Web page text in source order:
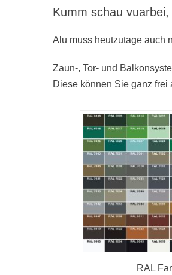
Kumm schau
Alu muss heutzutage auch
Zaun-, Tor- und
Diese können Sie ganz frei
RAL